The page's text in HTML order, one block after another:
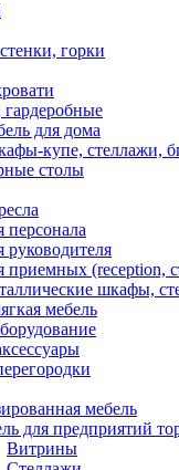
горки
для дома
купе, стеллажи,
столы
персонала
руководителя
приемных (reception,
шкафы,
мебель
мебель
для предприятий
Витрины